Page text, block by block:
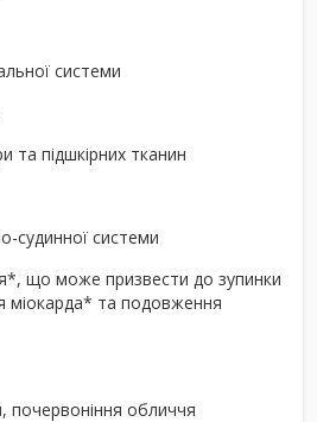
системи
та підшкірних тканин
судинної системи
що може призвести до зупинки
міокарда* та подовження
почервоніння обличчя